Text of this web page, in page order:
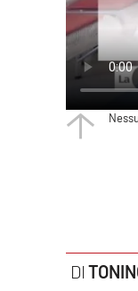
Leggendo Alvaro insieme